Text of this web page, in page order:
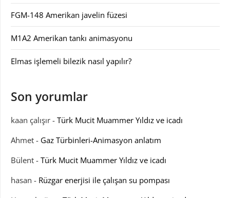
FGM-148 Amerikan javelin füzesi
M1A2 Amerikan tankı animasyonu
Elmas işlemeli bilezik nasıl yapılır?
Son yorumlar
kaan çalışır - Türk Mucit Muammer Yıldız ve icadı
Ahmet - Gaz Türbinleri-Animasyon anlatım
Bülent - Türk Mucit Muammer Yıldız ve icadı
hasan - Rüzgar enerjisi ile çalışan su pompası